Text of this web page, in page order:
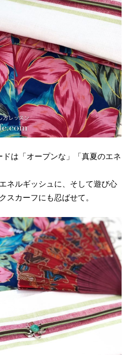
は「オープンな」「真夏のエネ
ネルギッシュに、そして遊び心
スカーフにも忍ばせて。